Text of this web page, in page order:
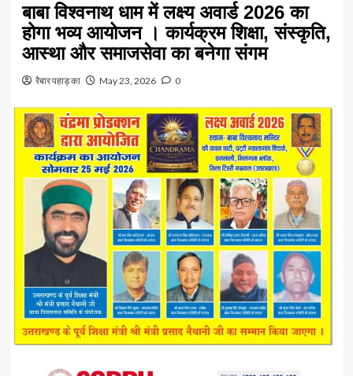
बाबा विश्वनाथ धाम में लक्ष्य अवार्ड 2026 का
होगा भव्य आयोजन । कार्यक्रम शिक्षा, संस्कृति,
आस्था और समाजसेवा का बनेगा संगम
रैबार पहाड़ का May 23, 2026 0